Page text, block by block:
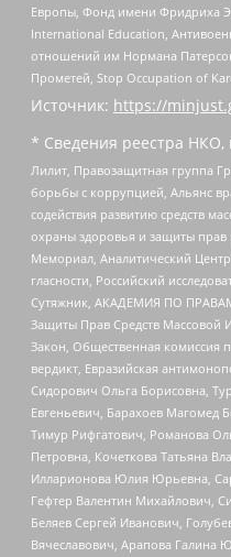
Европы, Фонд имени Фридриха
International Education,
отношений им Нормана
Прометей, Stop Occupation of
Источник: https://
* Сведения реестра НКО,
Лилит, Правозащитная группа
борьбы с коррупцией, Альянс
содействия развитию средств
охраны здоровья и защиты прав
Мемориал, Аналитический
гласности, Российский
Сутяжник, АКАДЕМИЯ ПО ПРАВАМ
Защиты Прав Средств Массовой
Закон, Общественная комиссия
вердикт, Евразийская
Сидорович Ольга Борисовна,
Евгеньевич, Барахоев
Тимур Рифгатович, Романова
Петровна, Кочеткова Татьяна
Илларионова Юлия Юрьевна,
Гефтер Валентин Михайлович,
Беляев Сергей Иванович,
Вячеславович, Арапова Галина